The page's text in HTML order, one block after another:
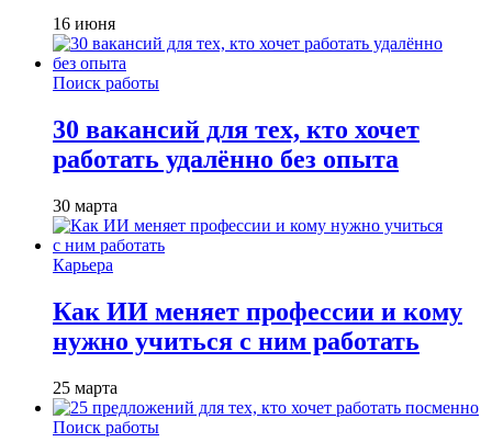
16 июня
Поиск работы
30 вакансий для тех, кто хочет
работать удалённо без опыта
30 марта
Карьера
Как ИИ меняет профессии и кому
нужно учиться с ним работать
25 марта
Поиск работы